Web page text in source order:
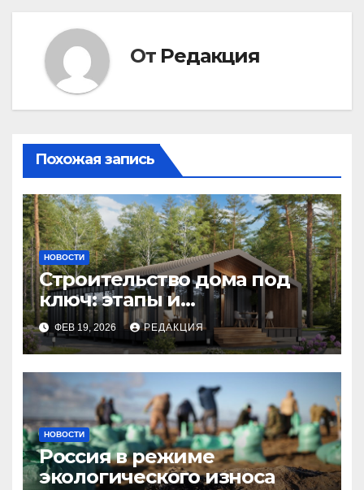
От Редакция
Похожая запись
НОВОСТИ
Строительство дома под
ключ: этапы и
планирование бюджета
ФЕВ 19, 2026 РЕДАКЦИЯ
НОВОСТИ
Россия в режиме
экологического износа